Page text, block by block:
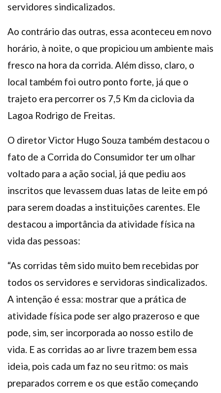
servidores sindicalizados.
Ao contrário das outras, essa aconteceu em novo
horário, à noite, o que propiciou um ambiente mais
fresco na hora da corrida. Além disso, claro, o
local também foi outro ponto forte, já que o
trajeto era percorrer os 7,5 Km da ciclovia da
Lagoa Rodrigo de Freitas.
O diretor Victor Hugo Souza também destacou o
fato de a Corrida do Consumidor ter um olhar
voltado para a ação social, já que pediu aos
inscritos que levassem duas latas de leite em pó
para serem doadas a instituições carentes. Ele
destacou a importância da atividade física na
vida das pessoas:
“As corridas têm sido muito bem recebidas por
todos os servidores e servidoras sindicalizados.
A intenção é essa: mostrar que a prática de
atividade física pode ser algo prazeroso e que
pode, sim, ser incorporada ao nosso estilo de
vida. E as corridas ao ar livre trazem bem essa
ideia, pois cada um faz no seu ritmo: os mais
preparados correm e os que estão começando